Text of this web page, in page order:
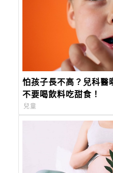
怕孩子長不高？兒科醫
不要喝飲料吃甜食！
兒童